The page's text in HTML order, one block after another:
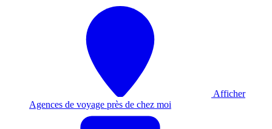
Afficher
Agences de voyage près de chez moi